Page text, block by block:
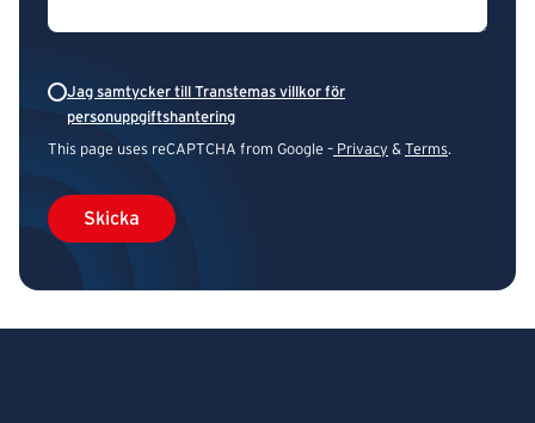
Jag samtycker till Transtemas villkor för
personuppgiftshantering
This page uses reCAPTCHA from Google – Privacy & Terms.